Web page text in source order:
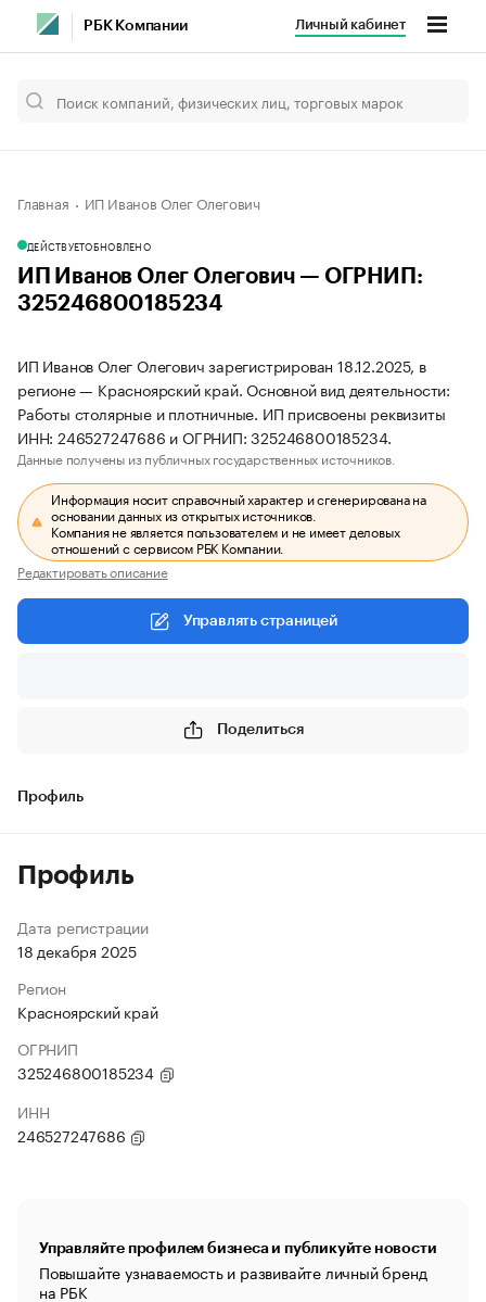
РБК Компании Личный кабинет
Главная ИП Иванов Олег Олегович
ДЕЙСТВУЕТОБНОВЛЕНО
ИП Иванов Олег Олегович — ОГРНИП:
325246800185234
ИП Иванов Олег Олегович зарегистрирован 18.12.2025, в
регионе — Красноярский край. Основной вид деятельности:
Работы столярные и плотничные. ИП присвоены реквизиты
ИНН: 246527247686 и ОГРНИП: 325246800185234.
Данные получены из публичных государственных источников.
Информация носит справочный характер и сгенерирована на
основании данных из открытых источников.
Компания не является пользователем и не имеет деловых
отношений с сервисом РБК Компании.
Редактировать описание
Управлять страницей
Поделиться
Профиль
Профиль
Дата регистрации
18 декабря 2025
Регион
Красноярский край
ОГРНИП
325246800185234
ИНН
246527247686
Управляйте профилем бизнеса и публикуйте новости
Повышайте узнаваемость и развивайте личный бренд
на РБК